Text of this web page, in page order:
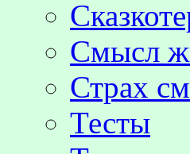
Смысл
Страх
Тесты